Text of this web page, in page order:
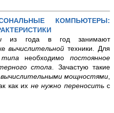
КОМПЬЮТЕРЫ:
из года в год занимают
вычислительнойтехники. Для
необходимо постоянное
стола . Зачастую такие
вычислительными мощностями
как их не нужно переноситьс